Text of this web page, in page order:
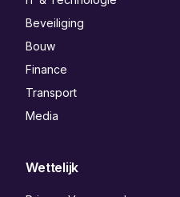
Beveiliging
Bouw
Finance
Transport
Media
Wettelijk